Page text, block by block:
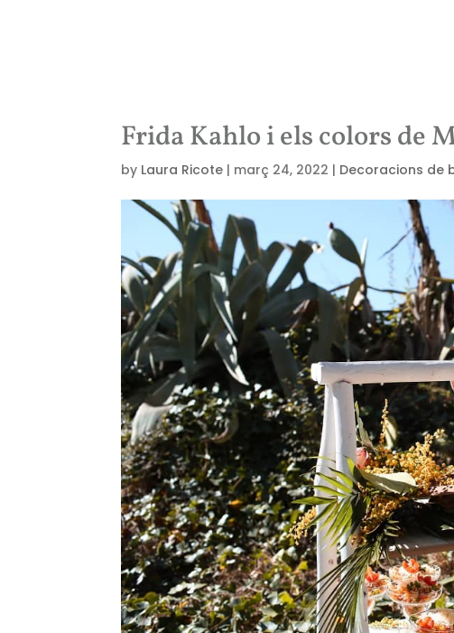
Frida Kahlo i els colors de
by Laura Ricote | març 24, 2022 | Decoracions de